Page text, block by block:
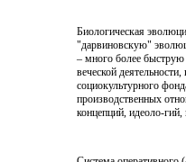
Биологическая
"дарвиновскую"
– много более
веческой
социокультурного
производственных
концепций, идеоло-